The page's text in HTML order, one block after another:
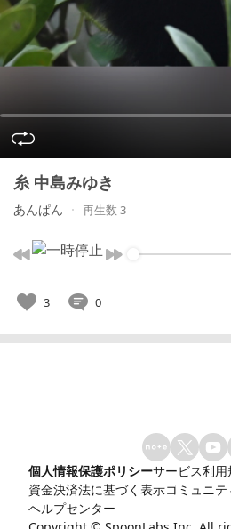
糸 中島みゆき
あんぱん 再生数 3
3 0
個人情報保護ポリシーサービス利用
資金決済法に基づく表示コミュニ
ヘルプセンター